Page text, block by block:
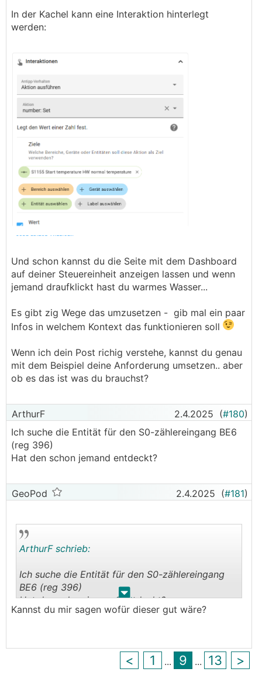
In der Kachel kann eine Interaktion hinterlegt
werden:
Und schon kannst du die Seite mit dem Dashboard
auf deiner Steuereinheit anzeigen lassen und wenn
jemand draufklickt hast du warmes Wasser...
Es gibt zig Wege das umzusetzen - gib mal ein paar
Infos in welchem Kontext das funktionieren soll
Wenn ich dein Post richig verstehe, kannst du genau
mit dem Beispiel deine Anforderung umsetzen.. aber
ob es das ist was du brauchst?
ArthurF 2.4.2025 (#180)
Ich suche die Entität für den S0-zählereingang BE6
(reg 396)
Hat den schon jemand entdeckt?
GeoPod 2.4.2025 (#181)
. .
ArthurF schrieb:
Ich suche die Entität für den S0-zählereingang
BE6 (reg 396)
Hat den schon jemand entdeckt?
Kannst du mir sagen wofür dieser gut wäre?
< 1 ... 9 ... 13 >